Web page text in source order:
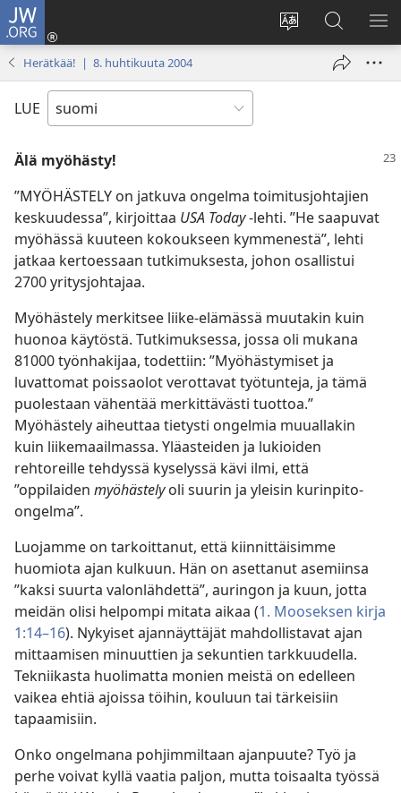
JW.ORG
Vaihda
sivuston
Kirjaudu
(avaa
Hae
JW.ORG-
sivustolta
Herätkää! | 8. huhtikuuta 2004
LUE
Älä myöhästy!
”MYÖHÄSTELY on jatkuva ongelma toimitusjohtajien
keskuudessa”, kirjoittaa USA Today-lehti. ”He saapuvat
myöhässä kuuteen kokoukseen kymmenestä”, lehti
jatkaa kertoessaan tutkimuksesta, johon osallistui
2700 yritysjohtajaa.
Myöhästely merkitsee liike-elämässä muutakin kuin
huonoa käytöstä. Tutkimuksessa, jossa oli mukana
81000 työnhakijaa, todettiin: ”Myöhästymiset ja
luvattomat poissaolot verottavat työtunteja, ja tämä
puolestaan vähentää merkittävästi tuottoa.”
Myöhästely aiheuttaa tietysti ongelmia muuallakin
kuin liikemaailmassa. Yläasteiden ja lukioiden
rehtoreille tehdyssä kyselyssä kävi ilmi, että
”oppilaiden myöhästelyoli suurin ja yleisin kurinpito-
ongelma”.
Luojamme on tarkoittanut, että kiinnittäisimme
huomiota ajan kulkuun. Hän on asettanut asemiinsa
”kaksi suurta valonlähdettä”, auringon ja kuun, jotta
meidän olisi helpompi mitata aikaa (1. Mooseksen kirja
1:14–16). Nykyiset ajannäyttäjät mahdollistavat ajan
mittaamisen minuuttien ja sekuntien tarkkuudella.
Tekniikasta huolimatta monien meistä on edelleen
vaikea ehtiä ajoissa töihin, kouluun tai tärkeisiin
tapaamisiin.
Onko ongelmana pohjimmiltaan ajanpuute? Työ ja
perhe voivat kyllä vaatia paljon, mutta toisaalta työssä